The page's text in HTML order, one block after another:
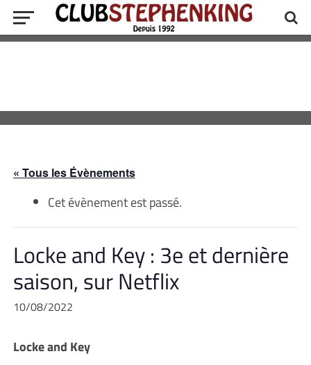
« Tous les Évènements
Cet évènement est passé.
Locke and Key : 3e et dernière
saison, sur Netflix
10/08/2022
Locke and Key